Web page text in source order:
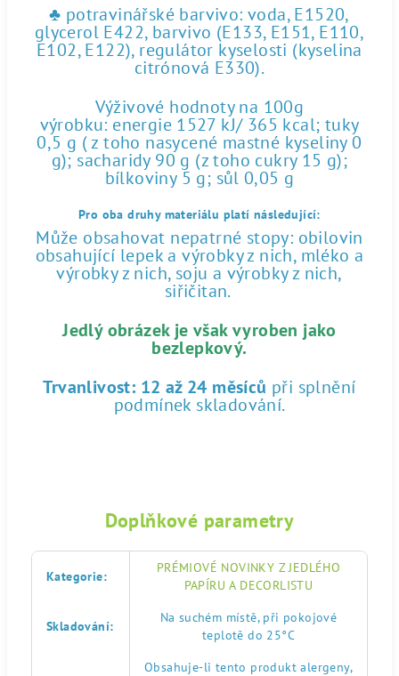
♣ potravinářské barvivo: voda, E1520,
glycerol E422, barvivo (E133, E151, E110,
E102, E122), regulátor kyselosti (kyselina
citrónová E330).
Výživové hodnoty na 100g
výrobku: energie 1527 kJ/ 365 kcal; tuky
0,5 g ( z toho nasycené mastné kyseliny 0
g); sacharidy 90 g (z toho cukry 15 g);
bílkoviny 5 g; sůl 0,05 g
Pro oba druhy materiálu platí následující:
Může obsahovat nepatrné stopy: obilovin
obsahující lepek a výrobky z nich, mléko a
výrobky z nich, soju a výrobky z nich,
siřičitan.
Jedlý obrázek je však vyroben jako
bezlepkový.
Trvanlivost: 12 až 24 měsíců při splnění
podmínek skladování.
Doplňkové parametry
Kategorie:
PRÉMIOVÉ NOVINKY Z JEDLÉHO
PAPÍRU A DECORLISTU
Skladování:
Na suchém místě, při pokojové
teplotě do 25°C
Obsahuje-li tento produkt alergeny,